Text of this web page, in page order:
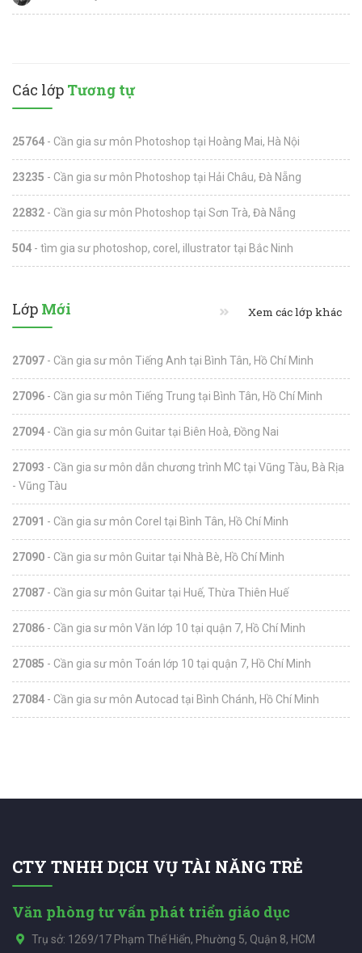
Các lớp Tương tự
25764 - Cần gia sư môn Photoshop tại Hoàng Mai, Hà Nội
23235 - Cần gia sư môn Photoshop tại Hải Châu, Đà Nẵng
22832 - Cần gia sư môn Photoshop tại Sơn Trà, Đà Nẵng
504 - tìm gia sư photoshop, corel, illustrator tại Bắc Ninh
Lớp Mới Xem các lớp khác
27097 - Cần gia sư môn Tiếng Anh tại Bình Tân, Hồ Chí Minh
27096 - Cần gia sư môn Tiếng Trung tại Bình Tân, Hồ Chí Minh
27094 - Cần gia sư môn Guitar tại Biên Hoà, Đồng Nai
27093 - Cần gia sư môn dẫn chương trình MC tại Vũng Tàu, Bà Rịa
- Vũng Tàu
27091 - Cần gia sư môn Corel tại Bình Tân, Hồ Chí Minh
27090 - Cần gia sư môn Guitar tại Nhà Bè, Hồ Chí Minh
27087 - Cần gia sư môn Guitar tại Huế, Thừa Thiên Huế
27086 - Cần gia sư môn Văn lớp 10 tại quận 7, Hồ Chí Minh
27085 - Cần gia sư môn Toán lớp 10 tại quận 7, Hồ Chí Minh
27084 - Cần gia sư môn Autocad tại Bình Chánh, Hồ Chí Minh
CTY TNHH DỊCH VỤ TÀI NĂNG TRẺ
Văn phòng tư vấn phát triển giáo dục
Trụ sở: 1269/17 Phạm Thế Hiển, Phường 5, Quận 8, HCM